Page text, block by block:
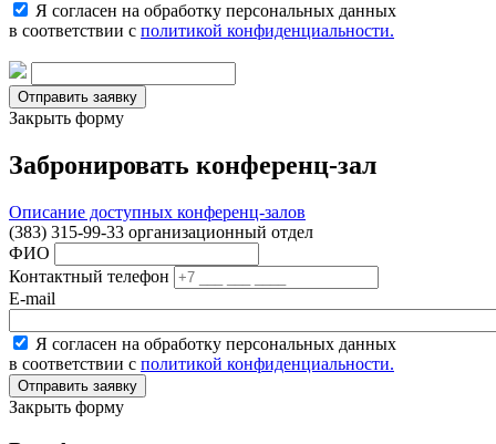
Я согласен на обработку персональных данных
в соответствии с политикой конфиденциальности.
Закрыть форму
Забронировать конференц-зал
Описание доступных конференц-залов
(383) 315-99-33 организационный отдел
ФИО
Контактный телефон
E-mail
Я согласен на обработку персональных данных
в соответствии с политикой конфиденциальности.
Закрыть форму